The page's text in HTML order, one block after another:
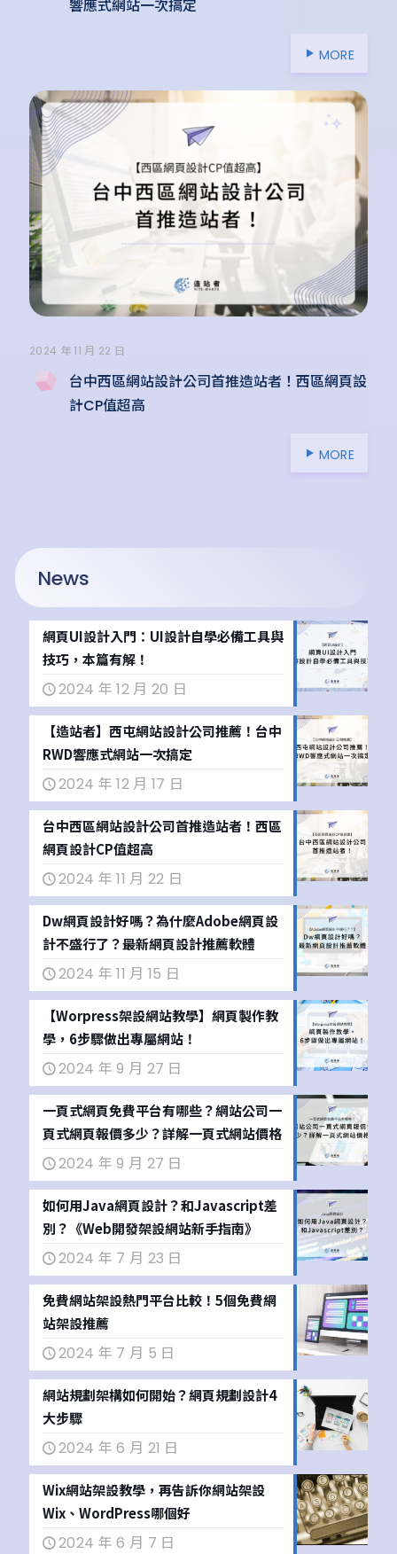
響應式網站一次搞定
MORE
2024 年 11 月 22 日
台中西區網站設計公司首推造站者！西區網頁設
計CP值超高
MORE
News
網頁UI設計入門：UI設計自學必備工具與
技巧，本篇有解！
2024 年 12 月 20 日
【造站者】西屯網站設計公司推薦！台中
RWD響應式網站一次搞定
2024 年 12 月 17 日
台中西區網站設計公司首推造站者！西區
網頁設計CP值超高
2024 年 11 月 22 日
Dw網頁設計好嗎？為什麼Adobe網頁設
計不盛行了？最新網頁設計推薦軟體
2024 年 11 月 15 日
【Worpress架設網站教學】網頁製作教
學，6步驟做出專屬網站！
2024 年 9 月 27 日
一頁式網頁免費平台有哪些？網站公司一
頁式網頁報價多少？詳解一頁式網站價格
2024 年 9 月 27 日
如何用Java網頁設計？和Javascript差
別？《Web開發架設網站新手指南》
2024 年 7 月 23 日
免費網站架設熱門平台比較！5個免費網
站架設推薦
2024 年 7 月 5 日
網站規劃架構如何開始？網頁規劃設計4
大步驟
2024 年 6 月 21 日
Wix網站架設教學，再告訴你網站架設
Wix、WordPress哪個好
2024 年 6 月 7 日